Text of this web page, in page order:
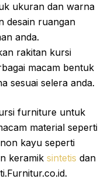
ukuran dan warna
desain ruangan
anda.
rakitan kursi
macam bentuk
sesuai selera anda.
furniture untuk
material seperti
kayu seperti
keramik sintetis dan